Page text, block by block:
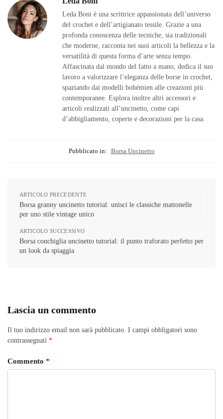
Leda Boni è una scrittrice appassionata dell’universo
del crochet e dell’artigianato tessile. Grazie a una
profonda conoscenza delle tecniche, sia tradizionali
che moderne, racconta nei suoi articoli la bellezza e la
versatilità di questa forma d’arte senza tempo.
Affascinata dal mondo del fatto a mano, dedica il suo
lavoro a valorizzare l’eleganza delle borse in crochet,
spaziando dai modelli bohémien alle creazioni più
contemporanee. Esplora inoltre altri accessori e
articoli realizzati all’uncinetto, come capi
d’abbigliamento, coperte e decorazioni per la casa.
Pubblicato in: Borsa Uncinetto
ARTICOLO PRECEDENTE
Borsa granny uncinetto tutorial: unisci le classiche mattonelle
per uno stile vintage unico
ARTICOLO SUCCESSIVO
Borsa conchiglia uncinetto tutorial: il punto traforato perfetto per
un look da spiaggia
Lascia un commento
Il tuo indirizzo email non sarà pubblicato. I campi obbligatori sono
contrassegnati *
Commento *